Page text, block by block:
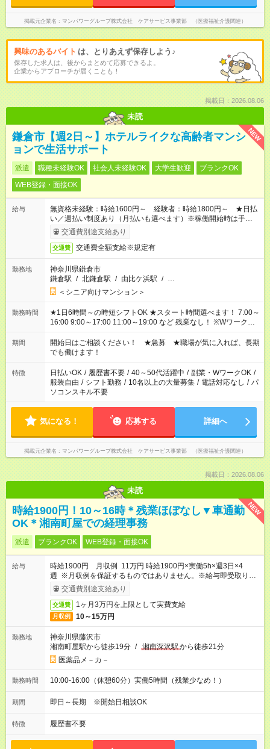
掲載元企業名 マンパワーグループ株式会社 ケアサービス事業部 （医療福祉介護関連）
興味のあるバイト は、とりあえず保存しよう♪
保存した求人は、後からまとめて応募できるよ。
企業からアプローチが届くことも！
掲載日：2026.08.06
未読
NEW
鎌倉市【週2日～】ホテルライクな高齢者マンシ
ョンで生活サポート
派遣 職種未経験OK 社会人未経験OK 大学生歓迎
ブランクOK
WEB登録・面接OK
給与
無資格未経験：時給1600円～ 経験者：時給1800円～ ★日払
い／週払い制度あり（月払いも選べます）※稼働開始時は手続き
完了次第のお支払いとなります。
交通費別途支給あり
交通費 交通費全額支給※規定有
勤務地
神奈川県鎌倉市
鎌倉駅 / 北鎌倉駅 / 由比ケ浜駅 / …
＜シニア向けマンション＞
勤務時間
★1日6時間～の時短シフトOK ★スタート時間選べます！ 7:00～
16:00 9:00～17:00 11:00～19:00 など 残業なし！ ※Wワークの
場合、他のお仕事と合わせ週40時間超の就業はご案内できませ
ん ※法令に基づき、週20時間以上勤務は社会保険への加入対象
となります ※労働者派遣法（日雇い派遣の原則禁止）により、
短時間・短期間の就業はご案内が難しい場合があります
期間
開始日はご相談ください！ ★急募 ★職場が気に入れば、長期
でも働けます！
特徴 日払いOK / 履歴書不要 / 40～50代活躍中 / 副業・WワークOK /
服装自由 / シフト勤務 / 10名以上の大量募集 / 電話対応なし / パ
ソコンスキル不要
気になる！ 応募する 詳細へ
掲載元企業名 マンパワーグループ株式会社 ケアサービス事業部 （医療福祉介護関連）
掲載日：2026.08.06
未読
NEW
時給1900円！10～16時＊残業ほぼなし▼車通勤
OK＊湘南町屋での経理事務
派遣 ブランクOK WEB登録・面接OK
給与
時給1900円 月収例 11万円 時給1900円×実働5h×週3日×4
週 ※月収例を保証するものではありません。※給与即受取りサ
ービス利用可（利用条件有）
交通費別途支給あり
交通費 1ヶ月3万円を上限として実費支給
月収例 10～15万円
勤務地
神奈川県藤沢市
湘南町屋駅から徒歩19分 / 湘南深沢駅から徒歩21分
医薬品メ－カ－
勤務時間 10:00-16:00（休憩60分）実働5時間（残業少なめ！）
期間 即日～長期 ※開始日相談OK
特徴 履歴書不要